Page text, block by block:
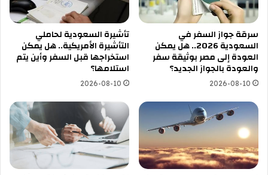
سرقة جواز السفر في
السعودية 2026.. هل يمكن
العودة إلى مصر بوثيقة سفر
والعودة بالجواز الجديد؟
2026-08-10
تأشيرة السعودية لحاملي
التأشيرة الأمريكية.. هل يمكن
استخراجها قبل السفر وأين يتم
استلامها؟
2026-08-10